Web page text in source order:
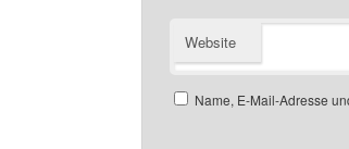
Website
Name, E-Mail-Adresse